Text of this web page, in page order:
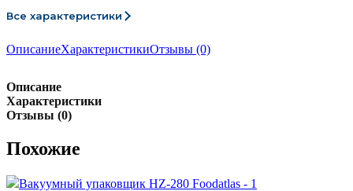
Все характеристики
ОписаниеХарактеристикиОтзывы (0)
Описание
Характеристики
Отзывы (0)
Похожие